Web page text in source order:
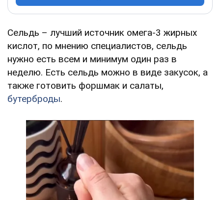
Сельдь – лучший источник омега-3 жирных
кислот, по мнению специалистов, сельдь
нужно есть всем и минимум один раз в
неделю. Есть сельдь можно в виде закусок, а
также готовить форшмак и салаты,
бутерброды.